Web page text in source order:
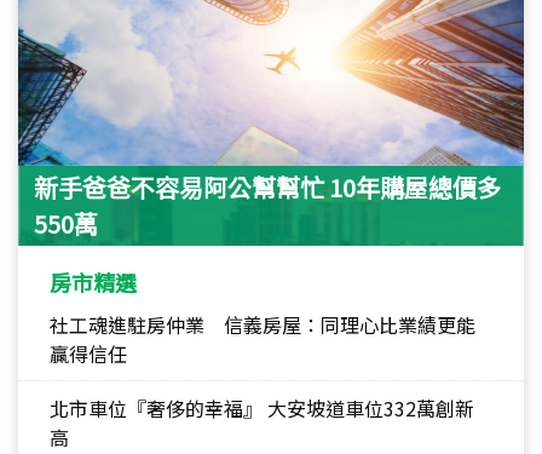
新手爸爸不容易阿公幫幫忙 10年購屋總價多
550萬
房市精選
社工魂進駐房仲業 信義房屋：同理心比業績更能
贏得信任
北市車位『奢侈的幸福』 大安坡道車位332萬創新
高